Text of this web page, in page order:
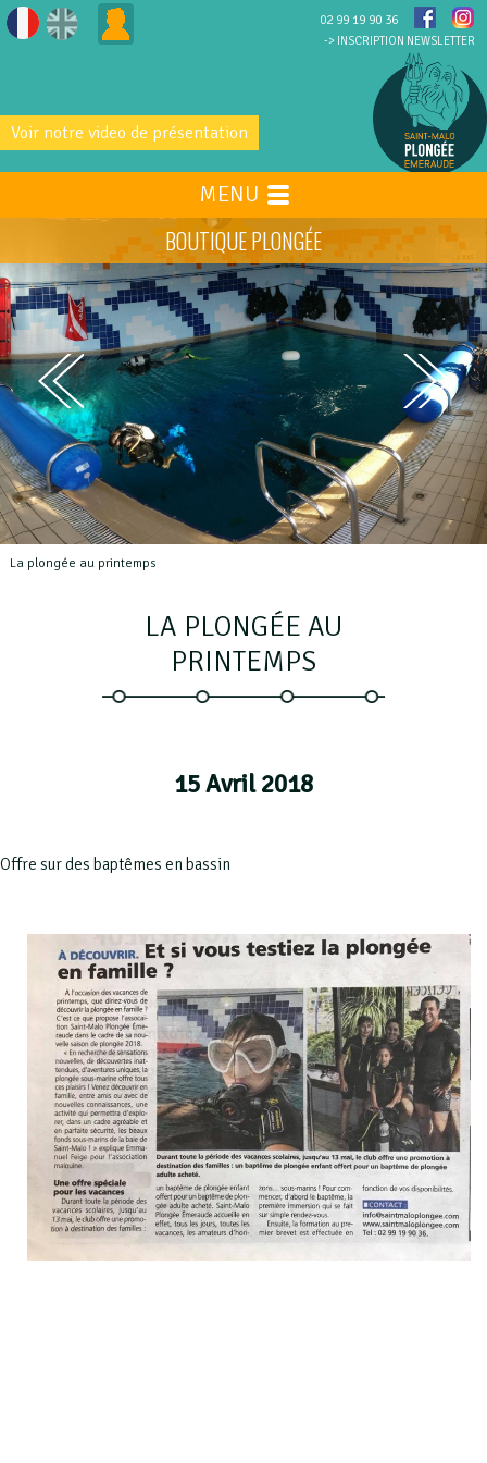
-> INSCRIPTION NEWSLETTER
02 99 19 90 36
Voir notre video de présentation
BOUTIQUE PLONGÉE
MENU
La plongée au printemps
LA PLONGÉE AU
PRINTEMPS
15 Avril 2018
Offre sur des baptêmes en bassin